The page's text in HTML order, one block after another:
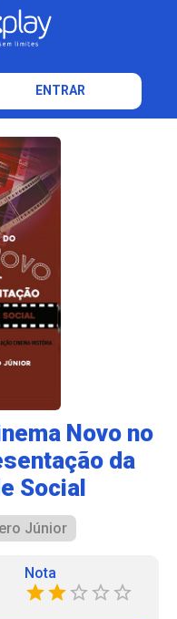
ENTRAR
Novo no
da
Social
Júnior
Nota